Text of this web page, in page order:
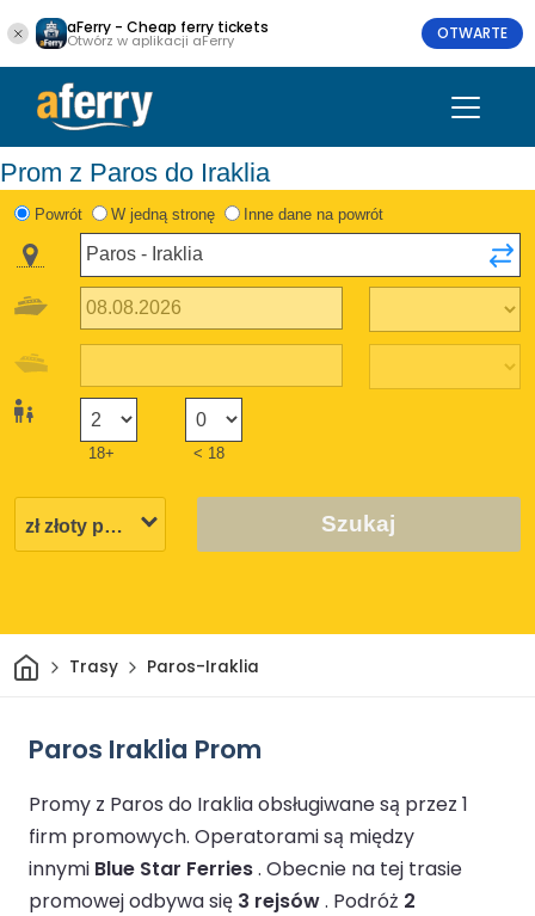
aFerry - Cheap ferry tickets
Otwórz w aplikacji aFerry OTWARTE
Prom z Paros do Iraklia
Powrót W jedną stronę Inne dane na powrót
18+ < 18
Szukaj
DomTrasy Paros-Iraklia
Paros Iraklia Prom
Promy z Paros do Iraklia obsługiwane są przez 1
firm promowych. Operatorami są między
innymi Blue Star Ferries. Obecnie na tej trasie
promowej odbywa się 3 rejsów. Podróż 2